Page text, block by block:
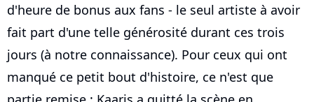
d'heure de bonus aux fans - le seul artiste à avoir
fait part d'une telle générosité durant ces trois
jours (à notre connaissance). Pour ceux qui ont
manqué ce petit bout d'histoire, ce n'est que